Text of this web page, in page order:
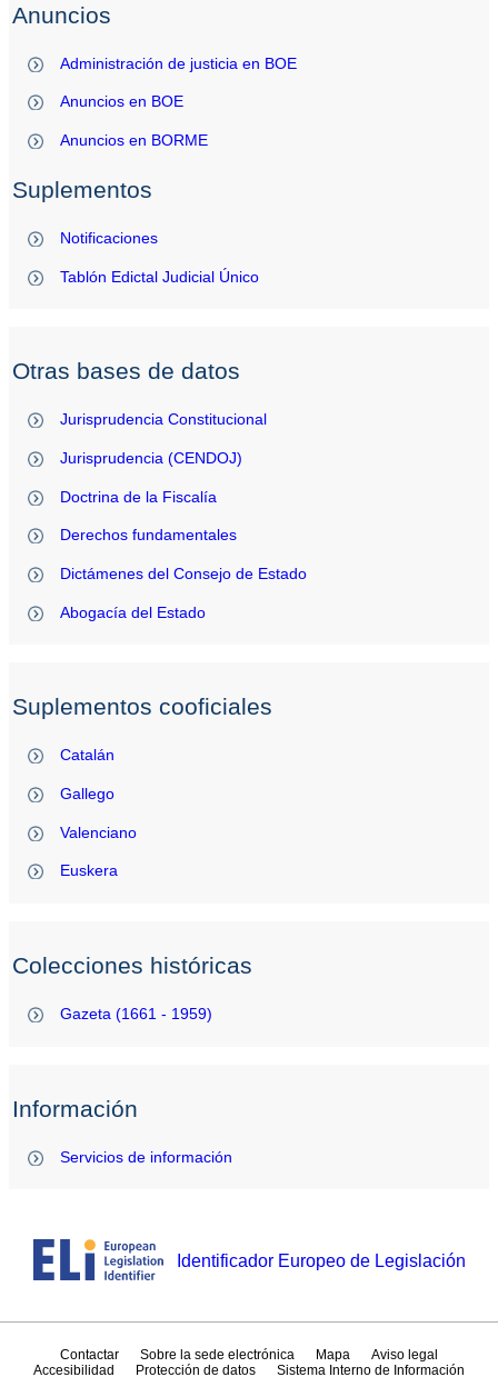
Anuncios
Administración de justicia en BOE
Anuncios en BOE
Anuncios en BORME
Suplementos
Notificaciones
Tablón Edictal Judicial Único
Otras bases de datos
Jurisprudencia Constitucional
Jurisprudencia (CENDOJ)
Doctrina de la Fiscalía
Derechos fundamentales
Dictámenes del Consejo de Estado
Abogacía del Estado
Suplementos cooficiales
Catalán
Gallego
Valenciano
Euskera
Colecciones históricas
Gazeta (1661 - 1959)
Información
Servicios de información
Identificador Europeo de Legislación
Contactar Sobre la sede electrónica Mapa
Aviso legal
Accesibilidad
Protección de datos Sistema Interno de Información